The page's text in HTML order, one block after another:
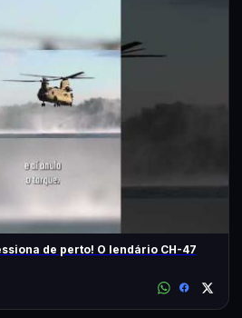
de perto! O lendário CH-47